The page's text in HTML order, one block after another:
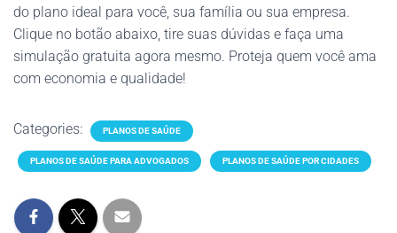
do plano ideal para você, sua família ou sua empresa.
Clique no botão abaixo, tire suas dúvidas e faça uma
simulação gratuita agora mesmo. Proteja quem você ama
com economia e qualidade!
Categories: PLANOS DE SAÚDE
PLANOS DE SAÚDE PARA ADVOGADOS PLANOS DE SAÚDE POR CIDADES